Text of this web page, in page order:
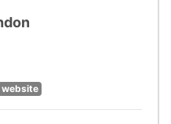
website